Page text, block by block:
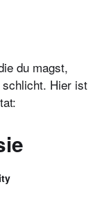
du magst,
Hier ist